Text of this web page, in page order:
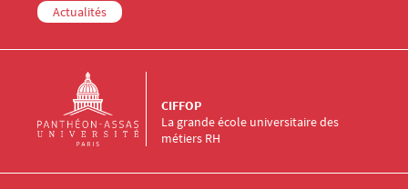
Actualités
La grande école universitaire des
métiers RH
CIFFOP